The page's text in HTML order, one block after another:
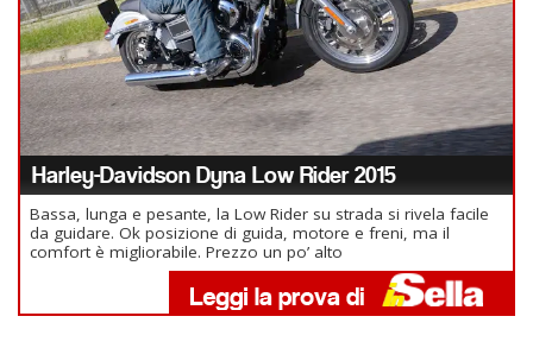
Harley-Davidson Dyna Low Rider 2015
Bassa, lunga e pesante, la Low Rider su strada si rivela facile
da guidare. Ok posizione di guida, motore e freni, ma il
comfort è migliorabile. Prezzo un po’ alto